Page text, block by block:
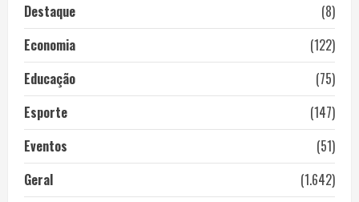
Destaque
(8)
Economia
(122)
Educação
(75)
Esporte
(147)
Eventos
(51)
Geral
(1.642)